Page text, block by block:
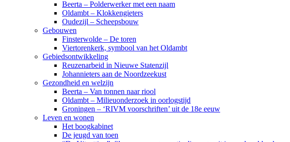
Beerta – Polderwerker met een naam
Oldambt – Klokkengieters
Oudezijl – Scheepsbouw
Gebouwen
Finsterwolde – De toren
Viertorenkerk, symbool van het Oldambt
Gebiedsontwikkeling
Reuzenarbeid in Nieuwe Statenzijl
Johannieters aan de Noordzeekust
Gezondheid en welzijn
Beerta – Van tonnen naar riool
Oldambt – Milieuonderzoek in oorlogstijd
Groningen – ‘RIVM voorschriften’ uit de 18e eeuw
Leven en wonen
Het boogkabinet
De jeugd van toen